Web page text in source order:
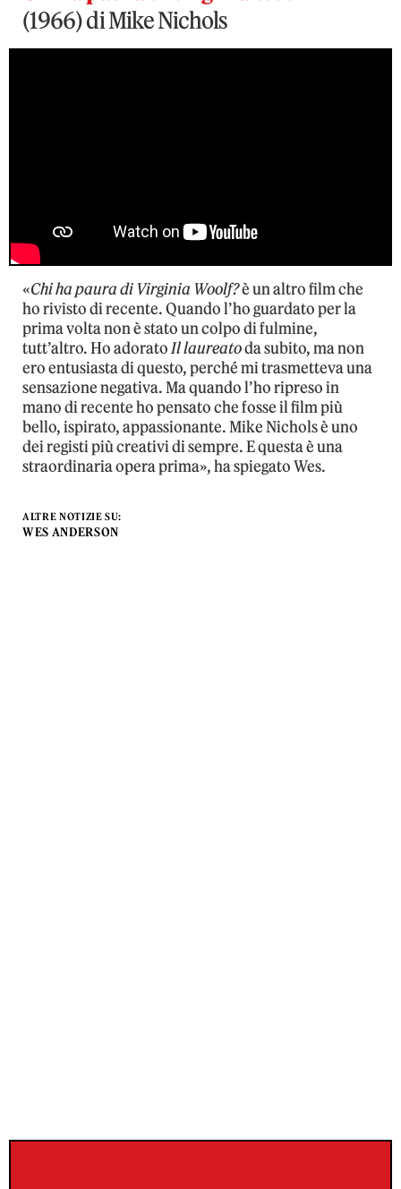
(1966) di Mike Nichols
«Chi ha paura di Virginia Woolf?è un altro film che
ho rivisto di recente. Quando l’ho guardato per la
prima volta non è stato un colpo di fulmine,
tutt’altro. Ho adoratoIl laureatoda subito, ma non
ero entusiasta di questo, perché mi trasmetteva una
sensazione negativa. Ma quando l’ho ripreso in
mano di recente ho pensato che fosse il film più
bello, ispirato, appassionante. Mike Nichols è uno
dei registi più creativi di sempre. E questa è una
straordinaria opera prima», ha spiegato Wes.
ALTRE NOTIZIE SU:
WES ANDERSON